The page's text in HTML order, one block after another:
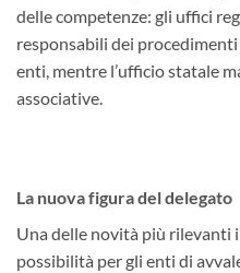
delle competenze: gli uffici
responsabili dei
enti, mentre l’ufficio statale
associative.
La nuova figura del delegato
Una delle novità più rilevanti
possibilità per gli enti di